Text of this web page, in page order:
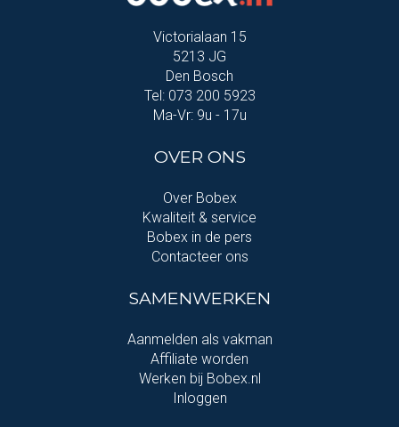
Victorialaan 15
5213 JG
Den Bosch
Tel: 073 200 5923
Ma-Vr: 9u - 17u
OVER ONS
Over Bobex
Kwaliteit & service
Bobex in de pers
Contacteer ons
SAMENWERKEN
Aanmelden als vakman
Affiliate worden
Werken bij Bobex.nl
Inloggen